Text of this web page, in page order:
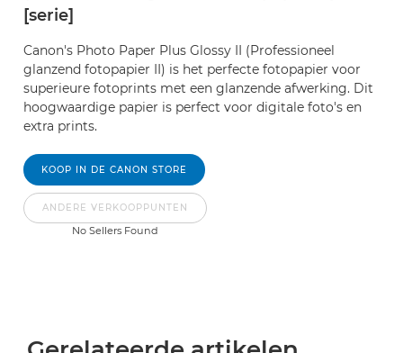
[serie]
Canon's Photo Paper Plus Glossy II (Professioneel
glanzend fotopapier II) is het perfecte fotopapier voor
superieure fotoprints met een glanzende afwerking. Dit
hoogwaardige papier is perfect voor digitale foto's en
extra prints.
KOOP IN DE CANON STORE
ANDERE VERKOOPPUNTEN
No Sellers Found